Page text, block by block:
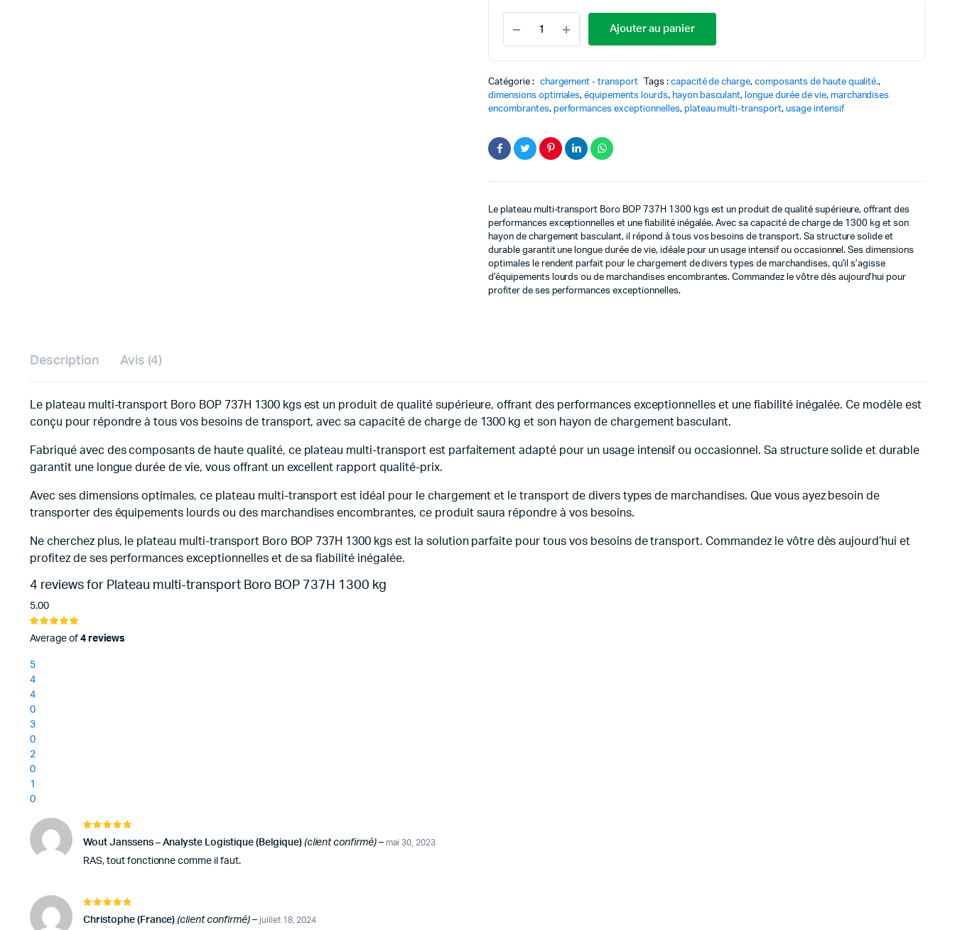
prix
initial
était :
prix
actuel
est :
Plateau
multi-
transport
BOP
737H
1300
Ajouter au panier
Catégorie : chargement - transport Tags : capacité de charge,composants de haute qualité.,
dimensions optimales,équipements lourds, hayon basculant, longue durée de vie, marchandises
encombrantes, performances exceptionnelles, plateau multi-transport, usage intensif
Le plateau multi-transport Boro BOP 737H 1300 kgs est un produit de qualité supérieure, offrant des
performances exceptionnelles et une fiabilité inégalée. Avec sa capacité de charge de 1300 kg et son
hayon de chargement basculant, il répond à tous vos besoins de transport. Sa structure solide et
durable garantit une longue durée de vie, idéale pour un usage intensif ou occasionnel. Ses dimensions
optimales le rendent parfait pour le chargement de divers types de marchandises, qu’il s’agisse
d’équipements lourds ou de marchandises encombrantes. Commandez le vôtre dès aujourd’hui pour
profiter de ses performances exceptionnelles.
Description Avis (4)
Le plateau multi-transport Boro BOP 737H 1300 kgs est un produit de qualité supérieure, offrant des performances exceptionnelles et une fiabilité inégalée. Ce modèle est
conçu pour répondre à tous vos besoins de transport, avec sa capacité de charge de 1300 kg et son hayon de chargement basculant.
Fabriqué avec des composants de haute qualité, ce plateau multi-transport est parfaitement adapté pour un usage intensif ou occasionnel. Sa structure solide et durable
garantit une longue durée de vie, vous offrant un excellent rapport qualité-prix.
Avec ses dimensions optimales, ce plateau multi-transport est idéal pour le chargement et le transport de divers types de marchandises. Que vous ayez besoin de
transporter des équipements lourds ou des marchandises encombrantes, ce produit saura répondre à vos besoins.
Ne cherchez plus, le plateau multi-transport Boro BOP 737H 1300 kgs est la solution parfaite pour tous vos besoins de transport. Commandez le vôtre dès aujourd’hui et
profitez de ses performances exceptionnelles et de sa fiabilité inégalée.
4 reviews for Plateau multi-transport Boro BOP 737H 1300 kg
5.00
5.00sur 5
notations
client
Average of 4 reviews
5
4
4
0
3
0
2
0
1
0
5sur 5
Wout Janssens – Analyste Logistique (Belgique) (client confirmé) – mai 30, 2023
RAS, tout fonctionne comme il faut.
5sur 5
Christophe (France)(client confirmé) – juillet 18, 2024